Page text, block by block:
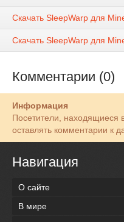
Скачать SleepWarp для
Скачать SleepWarp для
Комментарии (0)
Информация
Посетители, находящиеся
оставлять комментарии к
Навигация
О сайте
В мире